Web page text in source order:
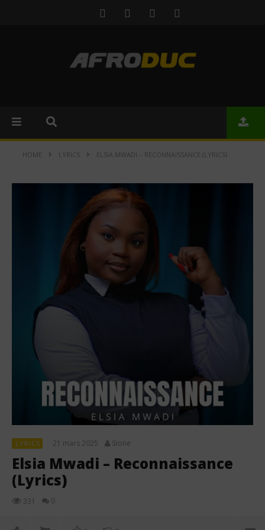
HOME LYRICS ELSIA MWADI – RECONNAISSANCE (LYRICS)
LYRICS 21 mars 2025 Stone
Elsia Mwadi – Reconnaissance
(Lyrics)
331 0